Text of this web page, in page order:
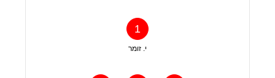
1
י. זומר